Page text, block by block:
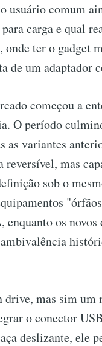
usuário comum
carga e qual
ter o gadget
de um adaptador
começou a
O período
as variantes
reversível, mas
sob o
enquanto os
drive, mas sim
o conector
deslizante, ele